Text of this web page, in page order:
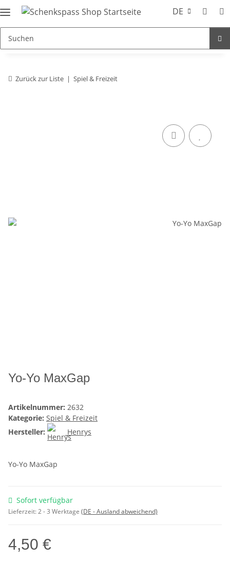
DE
Zurück zur Liste Spiel & Freizeit
Yo-Yo MaxGap
Artikelnummer: 2632
Kategorie: Spiel & Freizeit
Hersteller:
Henrys
Yo-Yo MaxGap
Sofort verfügbar
Lieferzeit:2 - 3 Werktage (DE - Ausland abweichend)
4,50 €